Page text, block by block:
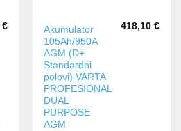
€
Akumulator
105Ah/950A
AGM (D+
Standardni
polovi) VARTA
PROFESIONAL
DUAL
PURPOSE
AGM
418,10 €